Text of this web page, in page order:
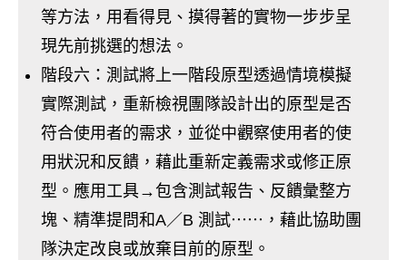
等方法，用看得見、摸得著的實物一步步呈
現先前挑選的想法。
階段六：測試將上一階段原型透過情境模擬
實際測試，重新檢視團隊設計出的原型是否
符合使用者的需求，並從中觀察使用者的使
用狀況和反饋，藉此重新定義需求或修正原
型。應用工具→包含測試報告、反饋彙整方
塊、精準提問和A／B 測試⋯⋯，藉此協助團
隊決定改良或放棄目前的原型。